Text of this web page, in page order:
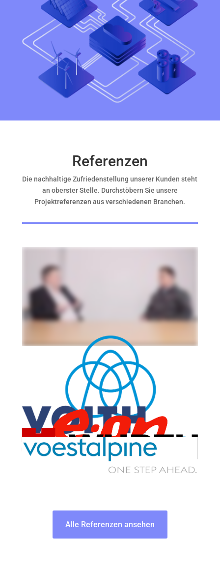
Referenzen
Die nachhaltige Zufriedenstellung unserer Kunden steht
an oberster Stelle. Durchstöbern Sie unsere
Projektreferenzen aus verschiedenen Branchen.
Alle Referenzen ansehen